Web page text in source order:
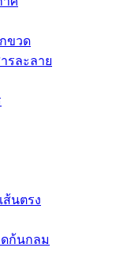
ขวด
รละลาย
ส้นตรง
ก้นกลม